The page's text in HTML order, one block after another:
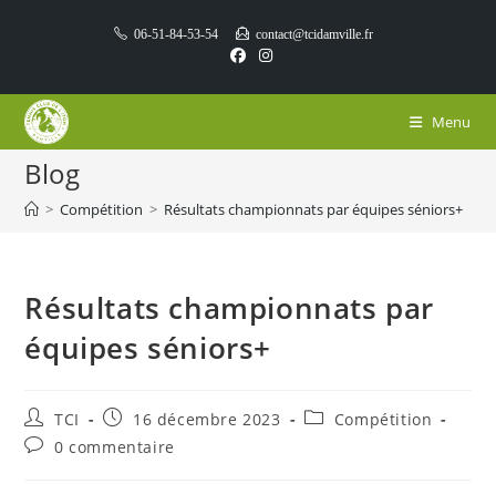
06-51-84-53-54 contact@tcidamville.fr
Menu
Blog
> Compétition > Résultats championnats par équipes séniors+
Résultats championnats par
équipes séniors+
Auteur/autrice
de
la
TCI
Publication
publiée :
16 décembre 2023
PostCompétition
Commentaires
0 commentaire